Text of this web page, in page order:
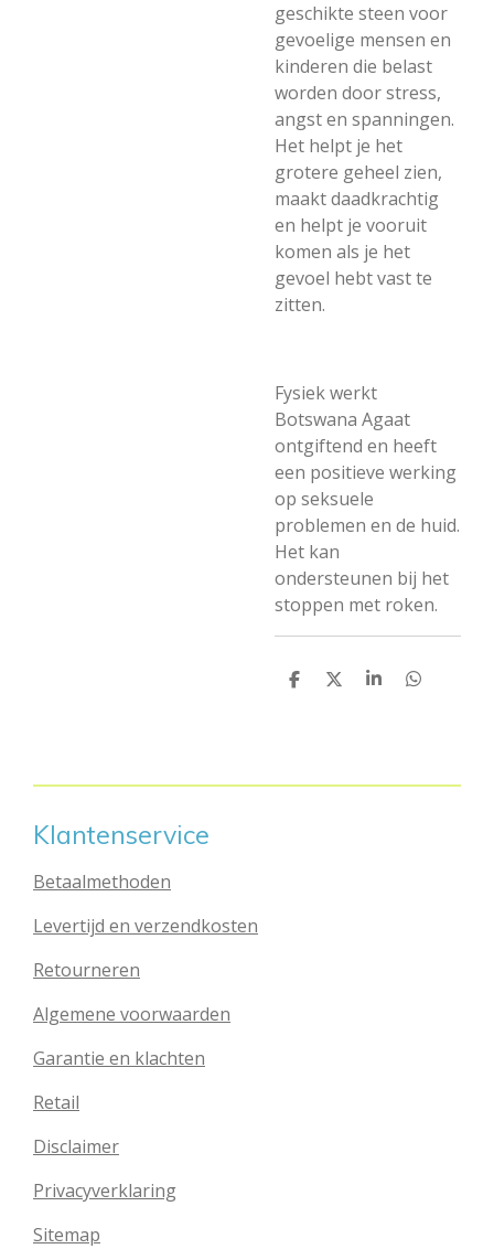
geschikte steen voor
gevoelige mensen en
kinderen die belast
worden door stress,
angst en spanningen.
Het helpt je het
grotere geheel zien,
maakt daadkrachtig
en helpt je vooruit
komen als je het
gevoel hebt vast te
zitten.
Fysiek werkt
Botswana Agaat
ontgiftend en heeft
een positieve werking
op seksuele
problemen en de huid.
Het kan
ondersteunen bij het
stoppen met roken.
D
D
S
D
Klantenservice
Betaalmethoden
Levertijd en verzendkosten
Retourneren
Algemene voorwaarden
Garantie en klachten
Retail
Disclaimer
Privacyverklaring
Sitemap